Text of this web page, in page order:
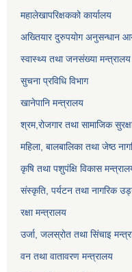
महालेखापरिक्षकको कार्यालय
अख्तियार दुरुपयोग अनुसन्धान
स्वास्थ्य तथा जनसंख्या मन्त्रालय
सुचना प्रविधि विभाग
खानेपानि मन्त्रालय
श्रम,रोजगार तथा सामाजिक
महिला, बालबालिका तथा जेष्ठ
कृषि तथा पशुपंक्षि विकास
संस्कृति, पर्यटन तथा नागरिक
रक्षा मन्त्रालय
उर्जा, जलस्रोत तथा सिंचाइ
वन तथा वातावरण मन्त्रालय